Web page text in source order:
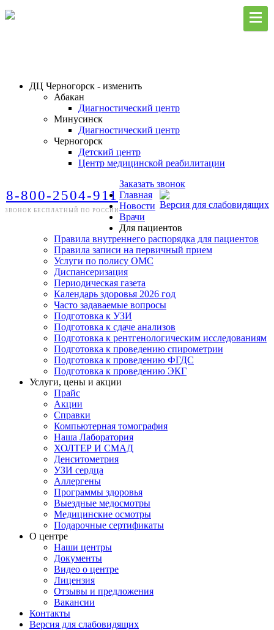
ДЦ Черногорск - изменить
Абакан
Диагностический центр
Минусинск
Диагностический центр
Черногорск
Детский центр
Центр медицинской реабилитации
8-800-2504-911
ЗВОНОК БЕСПЛАТНЫЙ ПО РОССИИ
Заказать звонок
Версия для слабовидящих
Главная
Новости
Врачи
Для пациентов
Правила внутреннего распорядка для пациентов
Правила записи на первичный прием
Услуги по полису ОМС
Диспансеризация
Периодическая газета
Календарь здоровья 2026 год
Часто задаваемые вопросы
Подготовка к УЗИ
Подготовка к сдаче анализов
Подготовка к рентгенологическим исследованиям
Подготовка к проведению спирометрии
Подготовка к проведению ФГДС
Подготовка к проведению ЭКГ
Услуги, цены и акции
Прайс
Акции
Справки
Компьютерная томография
Наша Лаборатория
ХОЛТЕР И СМАД
Денситометрия
УЗИ сердца
Аллергены
Программы здоровья
Выездные медосмотры
Медицинские осмотры
Подарочные сертификаты
О центре
Наши центры
Документы
Видео о центре
Лицензия
Отзывы и предложения
Вакансии
Контакты
Версия для слабовидящих